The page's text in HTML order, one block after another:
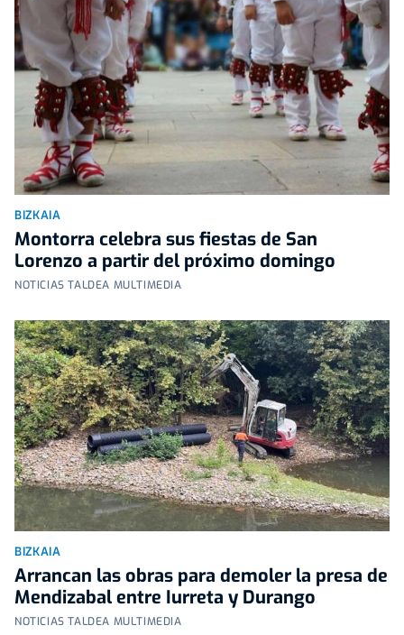
BIZKAIA
Montorra celebra sus fiestas de San
Lorenzo a partir del próximo domingo
NOTICIAS TALDEA MULTIMEDIA
BIZKAIA
Arrancan las obras para demoler la presa de
Mendizabal entre Iurreta y Durango
NOTICIAS TALDEA MULTIMEDIA